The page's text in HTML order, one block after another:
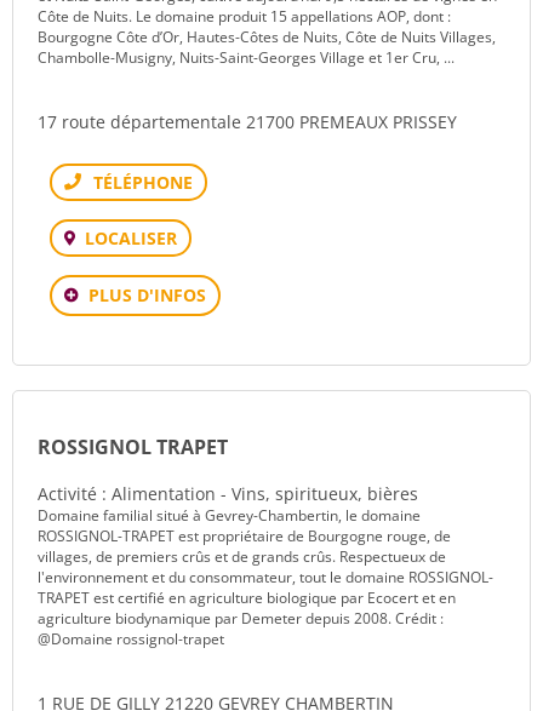
Côte de Nuits. Le domaine produit 15 appellations AOP, dont :
Bourgogne Côte d’Or, Hautes-Côtes de Nuits, Côte de Nuits Villages,
Chambolle-Musigny, Nuits-Saint-Georges Village et 1er Cru, ...
17 route départementale 21700 PREMEAUX PRISSEY
Téléphone
LOCALISER
PLUS D'INFOS
ROSSIGNOL TRAPET
Activité : Alimentation - Vins, spiritueux, bières
Domaine familial situé à Gevrey-Chambertin, le domaine
ROSSIGNOL-TRAPET est propriétaire de Bourgogne rouge, de
villages, de premiers crûs et de grands crûs. Respectueux de
l'environnement et du consommateur, tout le domaine ROSSIGNOL-
TRAPET est certifié en agriculture biologique par Ecocert et en
agriculture biodynamique par Demeter depuis 2008. Crédit :
@Domaine rossignol-trapet
1 RUE DE GILLY 21220 GEVREY CHAMBERTIN